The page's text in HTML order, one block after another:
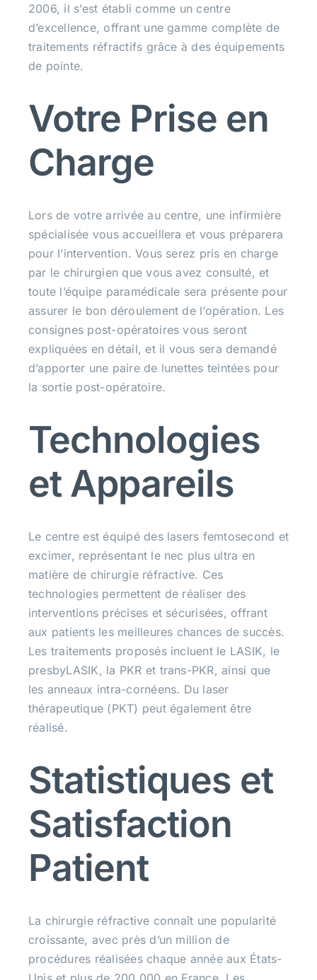
2006, il s’est établi comme un centre
d’excellence, offrant une gamme complète de
traitements réfractifs grâce à des équipements
de pointe.
Votre Prise en
Charge
Lors de votre arrivée au centre, une infirmière
spécialisée vous accueillera et vous préparera
pour l’intervention. Vous serez pris en charge
par le chirurgien que vous avez consulté, et
toute l’équipe paramédicale sera présente pour
assurer le bon déroulement de l’opération. Les
consignes post-opératoires vous seront
expliquées en détail, et il vous sera demandé
d’apporter une paire de lunettes teintées pour
la sortie post-opératoire.
Technologies
et Appareils
Le centre est équipé des lasers femtosecond et
excimer, représentant le nec plus ultra en
matière de chirurgie réfractive. Ces
technologies permettent de réaliser des
interventions précises et sécurisées, offrant
aux patients les meilleures chances de succès.
Les traitements proposés incluent le LASIK, le
presbyLASIK, la PKR et trans-PKR, ainsi que
les anneaux intra-cornéens. Du laser
thérapeutique (PKT) peut également être
réalisé.
Statistiques et
Satisfaction
Patient
La chirurgie réfractive connaît une popularité
croissante, avec près d’un million de
procédures réalisées chaque année aux États-